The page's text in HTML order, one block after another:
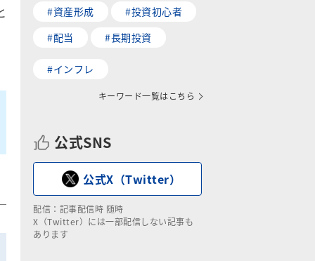
#資産形成
#投資初心者
#配当
#長期投資
#インフレ
キーワード一覧はこちら
公式SNS
公式X（Twitter）
配信：記事配信時 随時
X（Twitter）には一部配信しない記事も
あります